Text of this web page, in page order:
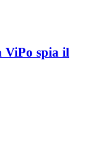
ViPo spia il